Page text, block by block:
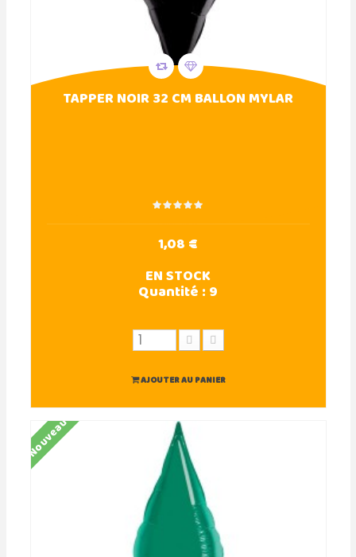
TAPPER NOIR 32 CM BALLON MYLAR
1,08 €
EN STOCK
Quantité :9
AJOUTER AU PANIER
Nouveau